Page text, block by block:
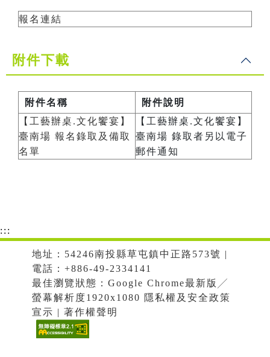
報名連結
附件下載
附件名稱
附件說明
【工藝辦桌.文化饗宴】
臺南場 報名錄取及備取
名單
【工藝辦桌.文化饗宴】
臺南場 錄取者另以電子
郵件通知
:::
地址：54246南投縣草屯鎮中正路573號 |
電話：+886-49-2334141
最佳瀏覽狀態：Google Chrome最新版╱
螢幕解析度1920x1080 隱私權及安全政策
宣示 | 著作權聲明